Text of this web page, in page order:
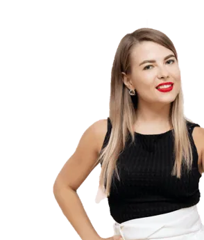
z
ł